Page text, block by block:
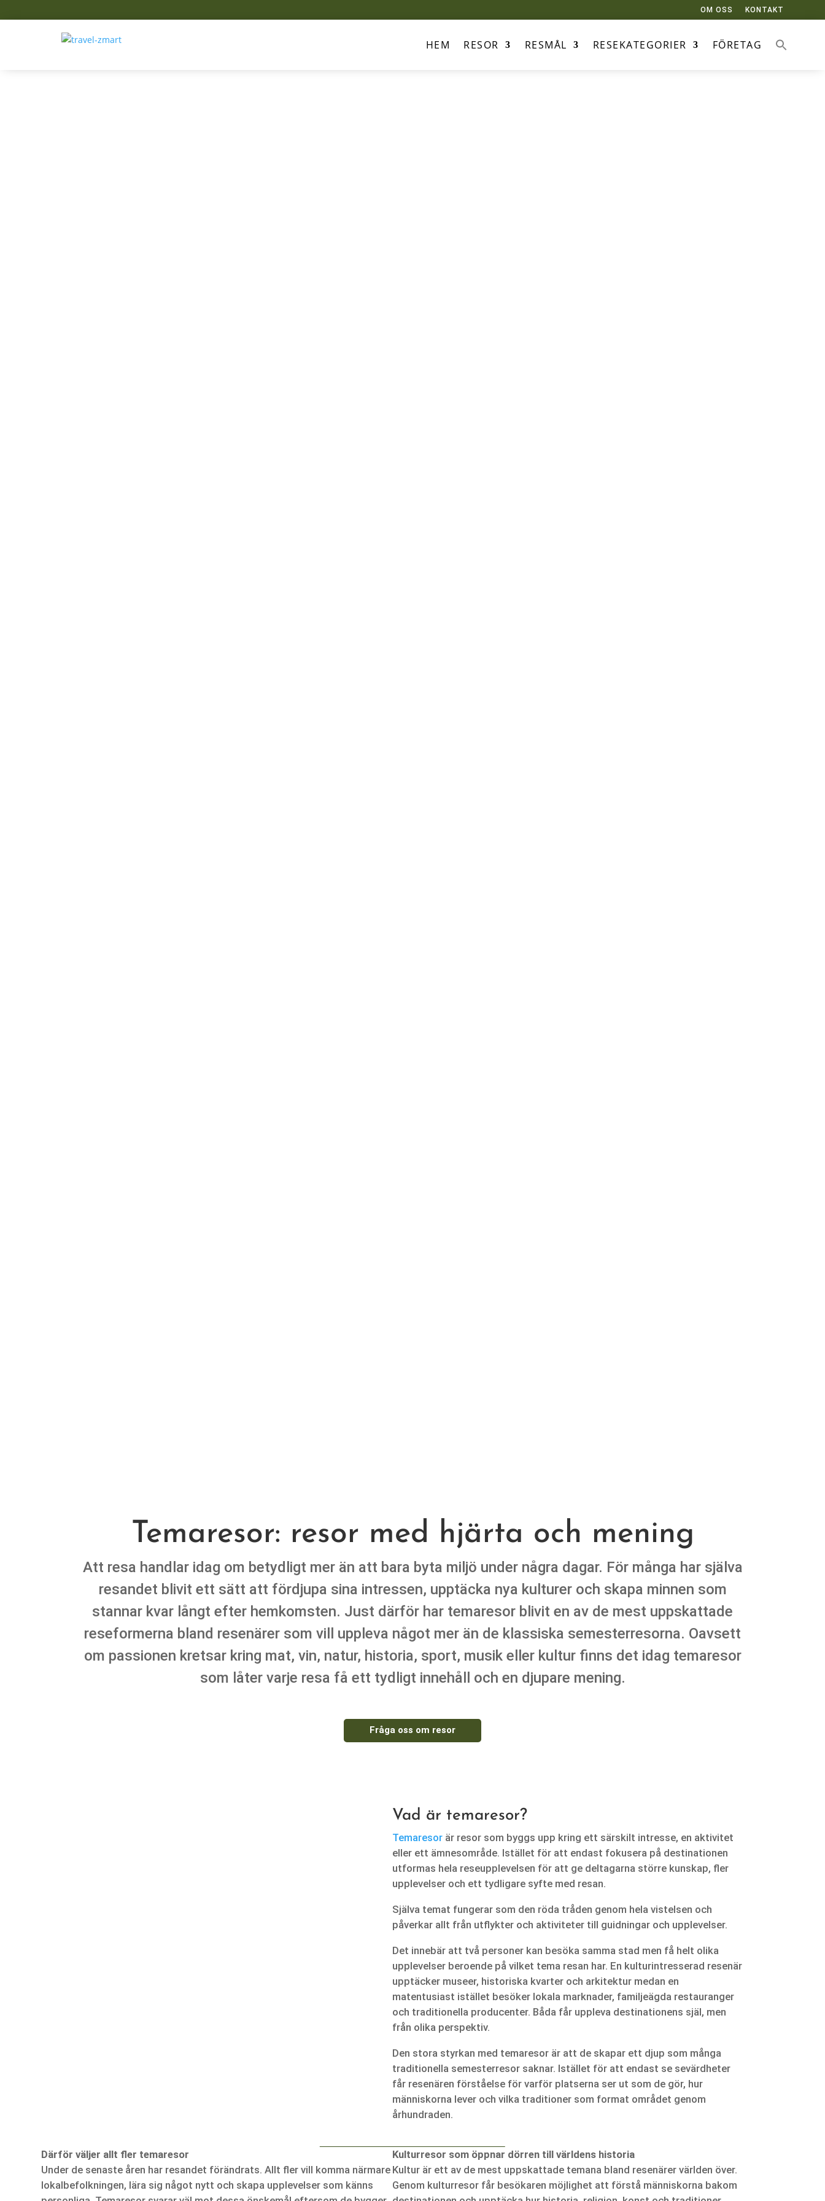
OM OSS KONTAKT
HEM RESOR RESMÅL RESEKATEGORIER FÖRETAG
Temaresor: resor med hjärta och mening
Att resa handlar idag om betydligt mer än att bara byta miljö under några dagar. För många har själva
resandet blivit ett sätt att fördjupa sina intressen, upptäcka nya kulturer och skapa minnen som
stannar kvar långt efter hemkomsten. Just därför har temaresor blivit en av de mest uppskattade
reseformerna bland resenärer som vill uppleva något mer än de klassiska semesterresorna. Oavsett
om passionen kretsar kring mat, vin, natur, historia, sport, musik eller kultur finns det idag temaresor
som låter varje resa få ett tydligt innehåll och en djupare mening.
Fråga oss om resor
Vad är temaresor?
Temaresorär resor som byggs upp kring ett särskilt intresse, en aktivitet
eller ett ämnesområde. Istället för att endast fokusera på destinationen
utformas hela reseupplevelsen för att ge deltagarna större kunskap, fler
upplevelser och ett tydligare syfte med resan.
Själva temat fungerar som den röda tråden genom hela vistelsen och
påverkar allt från utflykter och aktiviteter till guidningar och upplevelser.
Det innebär att två personer kan besöka samma stad men få helt olika
upplevelser beroende på vilket tema resan har. En kulturintresserad resenär
upptäcker museer, historiska kvarter och arkitektur medan en
matentusiast istället besöker lokala marknader, familjeägda restauranger
och traditionella producenter. Båda får uppleva destinationens själ, men
från olika perspektiv.
Den stora styrkan med temaresor är att de skapar ett djup som många
traditionella semesterresor saknar. Istället för att endast se sevärdheter
får resenären förståelse för varför platserna ser ut som de gör, hur
människorna lever och vilka traditioner som format området genom
århundraden.
Därför väljer allt fler temaresor
Under de senaste åren har resandet förändrats. Allt fler vill komma närmare
lokalbefolkningen, lära sig något nytt och skapa upplevelser som känns
Kulturresor som öppnar dörren till världens historia
Kultur är ett av de mest uppskattade temana bland resenärer världen över.
Genom kulturresor får besökaren möjlighet att förstå människorna bakom